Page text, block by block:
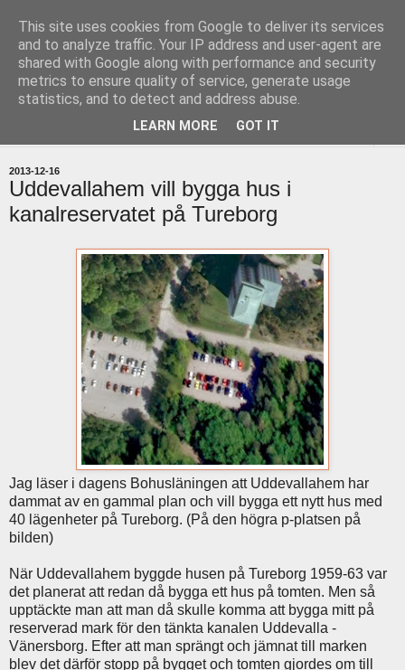
uddevallabloggen.se
med stort och smått från Uddevallas horisont
2013-12-16
Uddevallahem vill bygga hus i
kanalreservatet på Tureborg
Jag läser i dagens Bohusläningen att Uddevallahem har
dammat av en gammal plan och vill bygga ett nytt hus med
40 lägenheter på Tureborg. (På den högra p-platsen på
bilden)
När Uddevallahem byggde husen på Tureborg 1959-63 var
det planerat att redan då bygga ett hus på tomten. Men så
upptäckte man att man då skulle komma att bygga mitt på
reserverad mark för den tänkta kanalen Uddevalla -
Vänersborg. Efter att man sprängt och jämnat till marken
blev det därför stopp på bygget och tomten gjordes om till
This site uses cookies from Google to deliver its services
and to analyze traffic. Your IP address and user-agent are
shared with Google along with performance and security
metrics to ensure quality of service, generate usage
statistics, and to detect and address abuse.
LEARN MORE GOT IT